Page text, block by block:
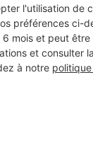
l'utilisation de
préférences ci-
mois et peut
et consulter
à notre